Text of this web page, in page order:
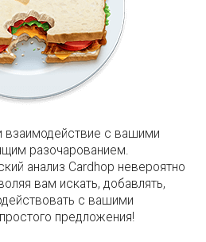
взаимодействие с вашими
разочарованием.
анализ Cardhop невероятно
вам искать, добавлять,
с вашими
предложения!